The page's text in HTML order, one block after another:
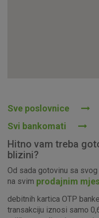
Sve poslovnice
Svi bankomati
Hitno vam treba
blizini?
Od sada gotovinu sa
na svim prodajnim
debitnih kartica OTP
transakciju iznosi samo
Ovi kolačići nužni su za
postavljaju kao odgovor
za uslugama, kao što su
o njima, ali u tom slučaju
kolačići ne pohranjuju